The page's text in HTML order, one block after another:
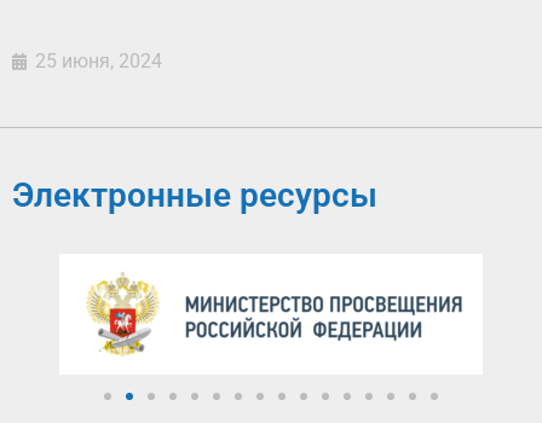
25 июня, 2024
Электронные ресурсы